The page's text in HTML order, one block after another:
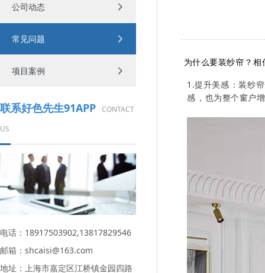
公司动态
常见问题
项目案例
联系好色先生91APP CONTACT
US
电话：18917503902,13817829546
邮箱：shcaisi@163.com
地址：上海市嘉定区江桥镇金园四路
为什么要装纱帘？
1.提升美感：装
感，也为整个窗